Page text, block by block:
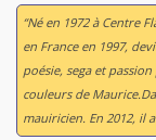
“Né en 1972 à Centre
en France en 1997,
poésie, sega et
couleurs de
mauiricien. En 2012, il